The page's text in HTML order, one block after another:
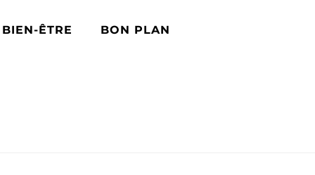
BIEN-ÊTRE BON PLAN